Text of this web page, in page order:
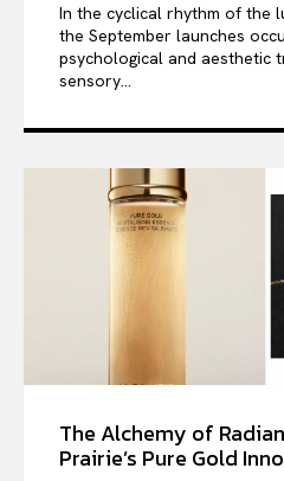
In the cyclical rhythm of the
the September launches
psychological and aesthetic
sensory...
The Alchemy of
Prairie’s Pure Gold